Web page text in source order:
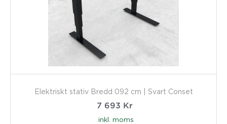
Elektriskt stativ Bredd 092 cm | Svart Conset
7 693 Kr
inkl. moms